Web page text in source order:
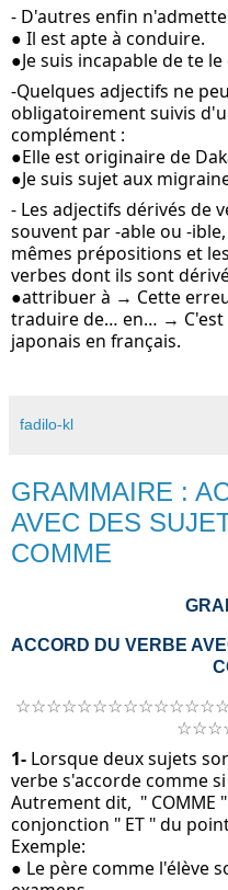
- D'autres enfin
● Il est apte à conduire.
●Je suis incapable de te le
-Quelques adjectifs ne
obligatoirement suivis
complément :
●Elle est originaire de
●Je suis sujet aux
- Les adjectifs dérivés de
souvent par ‑able ou
mêmes prépositions et
verbes dont ils sont
●attribuer à → Cette
traduire de… en… → C'est
japonais en français.
fadilo-kl
GRAMMAIRE :
AVEC DES
COMME
ACCORD DU VERBE
1- Lorsque deux sujets
verbe s'accorde comme
Autrement dit,  " COMME
conjonction " ET " du
Exemple:
● Le père comme l'élève